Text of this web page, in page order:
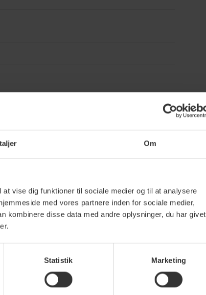
Om
vise dig funktioner til sociale medier og til at analysere
med vores partnere inden for sociale medier,
kombinere disse data med andre oplysninger, du har givet
Statistik Marketing
10%